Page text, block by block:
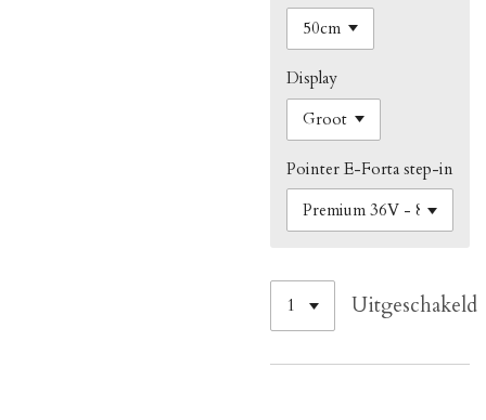
Display
Pointer E-Forta step-in
Uitgeschakeld